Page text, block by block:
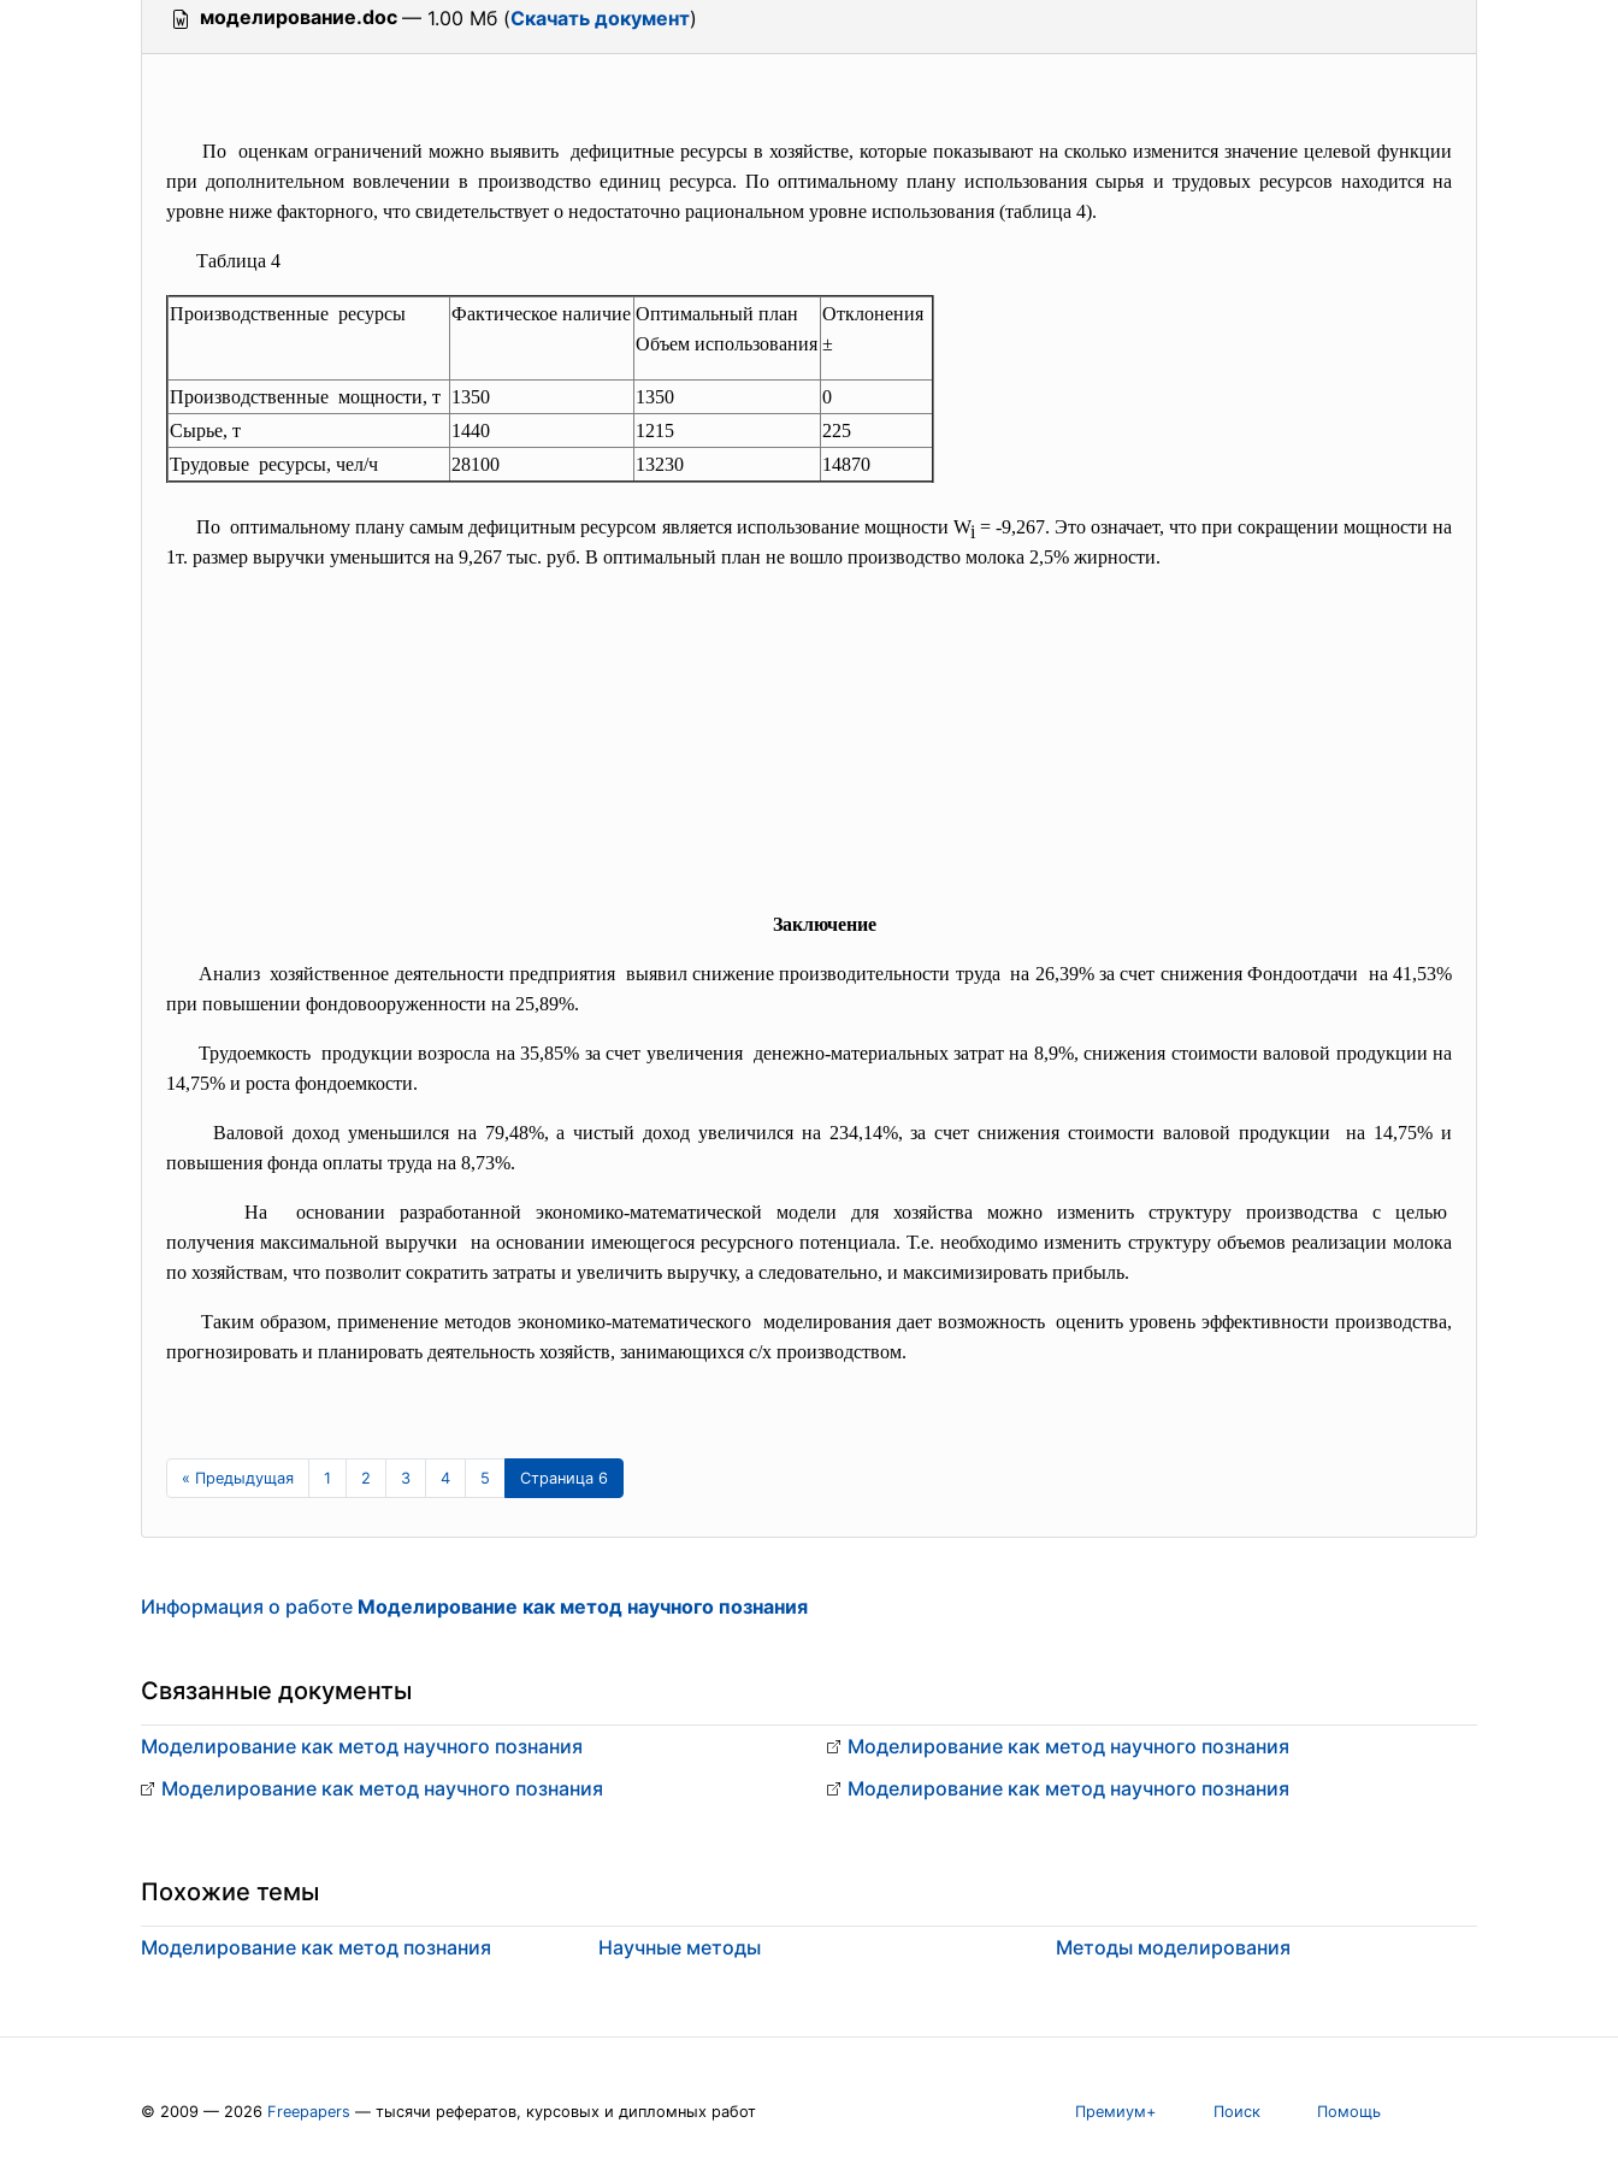
моделирование.doc — 1.00 Мб (Скачать документ)
По оценкам ограничений можно выявить дефицитные ресурсы в хозяйстве, которые показывают на сколько изменится значение целевой функции
при дополнительном вовлечении в производство единиц ресурса. По оптимальному плану использования сырья и трудовых ресурсов находится на
уровне ниже факторного, что свидетельствует о недостаточно рациональном уровне использования (таблица 4).
Таблица 4
Производственные ресурсы Фактическое наличие Оптимальный план
Объем использования
Отклонения
±
Производственные мощности, т 1350 1350
0
Сырье, т
1440 1215
225
Трудовые ресурсы, чел/ч
28100 13230 14870
По оптимальному плану самым дефицитным ресурсом является использование мощности Wi = -9,267. Это означает, что при сокращении мощности на
1т. размер выручки уменьшится на 9,267 тыс. руб. В оптимальный план не вошло производство молока 2,5% жирности.
Заключение
Анализ хозяйственное деятельности предприятия выявил снижение производительности труда на 26,39% за счет снижения Фондоотдачи на 41,53%
при повышении фондовооруженности на 25,89%.
Трудоемкость продукции возросла на 35,85% за счет увеличения денежно-материальных затрат на 8,9%, снижения стоимости валовой продукции на
14,75% и роста фондоемкости.
Валовой доход уменьшился на 79,48%, а чистый доход увеличился на 234,14%, за счет снижения стоимости валовой продукции на 14,75% и
повышения фонда оплаты труда на 8,73%.
На основании разработанной экономико-математической модели для хозяйства можно изменить структуру производства с целью
получения максимальной выручки на основании имеющегося ресурсного потенциала. Т.е. необходимо изменить структуру объемов реализации молока
по хозяйствам, что позволит сократить затраты и увеличить выручку, а следовательно, и максимизировать прибыль.
Таким образом, применение методов экономико-математического моделирования дает возможность оценить уровень эффективности производства,
прогнозировать и планировать деятельность хозяйств, занимающихся с/х производством.
« Предыдущая 1 2 3 4 5 Страница 6
Информация о работе Моделирование как метод научного познания
Связанные документы
Моделирование как метод научного познания
Моделирование как метод научного познания
Моделирование как метод научного познания
Моделирование как метод научного познания
Похожие темы
Моделирование как метод познания Научные методы Методы моделирования
© 2009 — 2026 Freepapers — тысячи рефератов, курсовых и дипломных работ Премиум+ Поиск Помощь